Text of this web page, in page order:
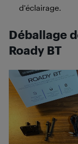
d’éclairage.
Déballage
Roady BT